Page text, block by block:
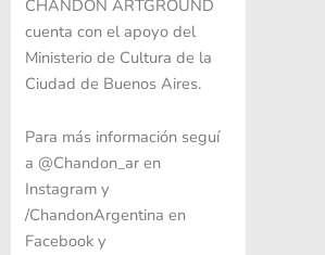
CHANDON ARTGROUND
cuenta con el apoyo del
Ministerio de Cultura de la
Ciudad de Buenos Aires.
Para más información seguí
a @Chandon_ar en
Instagram y
/ChandonArgentina en
Facebook y